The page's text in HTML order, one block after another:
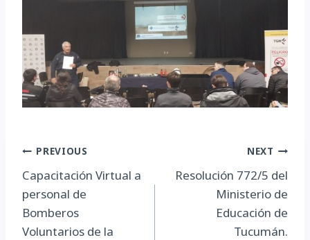
Navegación
de
entradas
PREVIOUS
Capacitación Virtual a
personal de
Bomberos
Voluntarios de la
NEXT
Resolución 772/5 del
Ministerio de
Educación de
Tucumán.